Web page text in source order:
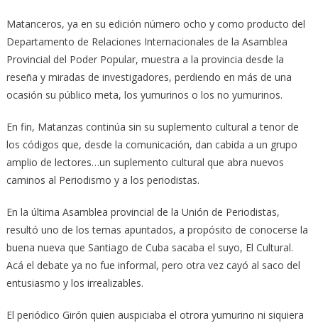
Matanceros, ya en su edición número ocho y como producto del
Departamento de Relaciones Internacionales de la Asamblea
Provincial del Poder Popular, muestra a la provincia desde la
reseña y miradas de investigadores, perdiendo en más de una
ocasión su público meta, los yumurinos o los no yumurinos.
En fin, Matanzas continúa sin su suplemento cultural a tenor de
los códigos que, desde la comunicación, dan cabida a un grupo
amplio de lectores…un suplemento cultural que abra nuevos
caminos al Periodismo y a los periodistas.
En la última Asamblea provincial de la Unión de Periodistas,
resultó uno de los temas apuntados, a propósito de conocerse la
buena nueva que Santiago de Cuba sacaba el suyo, El Cultural.
Acá el debate ya no fue informal, pero otra vez cayó al saco del
entusiasmo y los irrealizables.
El periódico Girón quien auspiciaba el otrora yumurino ni siquiera